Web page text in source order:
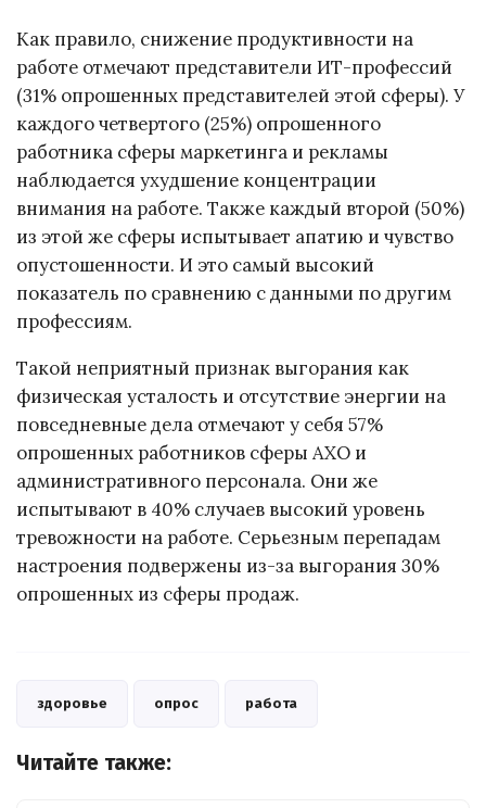
Как правило, снижение продуктивности на
работе отмечают представители ИТ-профессий
(31% опрошенных представителей этой сферы). У
каждого четвертого (25%) опрошенного
работника сферы маркетинга и рекламы
наблюдается ухудшение концентрации
внимания на работе. Также каждый второй (50%)
из этой же сферы испытывает апатию и чувство
опустошенности. И это самый высокий
показатель по сравнению с данными по другим
профессиям.
Такой неприятный признак выгорания как
физическая усталость и отсутствие энергии на
повседневные дела отмечают у себя 57%
опрошенных работников сферы АХО и
административного персонала. Они же
испытывают в 40% случаев высокий уровень
тревожности на работе. Серьезным перепадам
настроения подвержены из-за выгорания 30%
опрошенных из сферы продаж.
здоровье опрос работа
Читайте также: